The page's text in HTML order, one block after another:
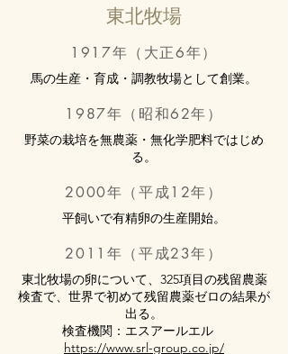
東北牧場
1917年（大正6年）
​馬の生産・育成・調教牧場として創業。
1987年（昭和62年）
野菜の栽培を無農薬・無化学肥料ではじめ
る。
2000年（平成12年）
平飼いで有精卵の生産開始。
2011年（平成23年）
東北牧場の卵について、325項目の残留農薬
検査で、世界で初めて残留農薬ゼロの結果が
出る。
検査機関：エスアールエル
https://www.srl-group.co.jp/